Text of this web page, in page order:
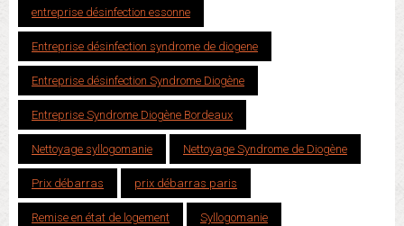
entreprise désinfection essonne
Entreprise désinfection syndrome de diogene
Entreprise désinfection Syndrome Diogène
Entreprise Syndrome Diogène Bordeaux
Nettoyage syllogomanie Nettoyage Syndrome de Diogène
Prix débarras prix débarras paris
Remise en état de logement Syllogomanie